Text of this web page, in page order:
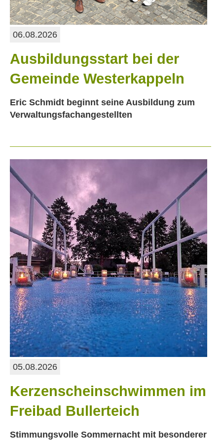
06.08.2026
Ausbildungsstart bei der
Gemeinde Westerkappeln
Eric Schmidt beginnt seine Ausbildung zum
Verwaltungsfachangestellten
05.08.2026
Kerzenscheinschwimmen im
Freibad Bullerteich
Stimmungsvolle Sommernacht mit besonderer